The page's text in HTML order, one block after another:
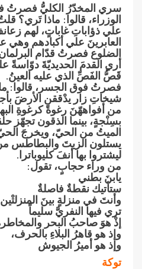
سري المخدّرُ‮ ‬الكليُّ‮
‬الوزراء،‮ ‬قالوا‮: ‬ماذا تَري؟
‬علي ذؤاباتِ‮ ‬غاباتٍ،‮ ‬لهم
‬العابرينَ‮ ‬علي أكبادهم
الضلوع فصرتُ‮ ‬قدّام
‬أري القدمَ‮ ‬الحديديّةَ‮ ‬دوّاسةً‮
‬قَصُّ‮ ‬الفَصِّ‮ ‬الذي عليه العينُ‮.‬
فصرتُ‮ ‬فوق الجسر،‮ ‬قالوا‮:
شيخاتِ‮ ‬زار‮ ‬يدْققن الأرضَ‮
‬من أفواههّنَ‮ ‬رغوةً‮ ‬كرغوةِ‮
‬بسِنْجةٍ،‮ ‬بينما الذقون تجهّز
‬الميتُ‮ ‬من الحيّ،‮ ‬ويخرجَ‮ ‬الحيّ‮
‬يستلون الزيتَ‮ ‬والبطاطس
ليشتروا بها أنفَ‮ ‬كليوباترا‮.‬
من وراء حجابٍ،‮ ‬تقول‮:‬
يابنَ‮ ‬بطني
ستأتيك نقطةٌ‮ ‬فاصلةٌ
وأنتَ‮ ‬في منزلةٍ‮ ‬بينَ‮
تري فيها النفريَّ‮ ‬سليماً
إذْ‮ ‬هوَ‮ ‬صاحبُ‮ ‬البحر
وإذ هو قاهرُ‮ ‬البلاءِ‮ ‬بالحرف،
وإذ هو أميرُ‮ ‬الجيوش
توكة